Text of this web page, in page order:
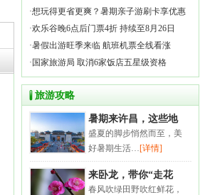
·想玩得更省更爽？暑期亲子游刷卡享优惠
·欢乐谷晚6点后门票4折 持续至8月26日
·暑假出游旺季来临 航班机票全线看涨
· 国家旅游局 取消6家饭店五星级资格
旅游攻略
暑期来许昌，这些地
盛夏的脚步悄然而至，美
好暑期生活…[详情]
来卧龙，带你“走花
春风吹绿田野吹红鲜花，